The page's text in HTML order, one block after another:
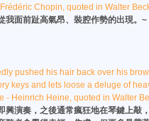
Chopin, quoted in Walter
面前趾高氣昂、裝腔作勢的出現。
pushed his hair back over his
keys and lets loose a deluge of
Heinrich Heine, quoted in Walter
演奏，之後通常瘋狂地在琴鍵上敲